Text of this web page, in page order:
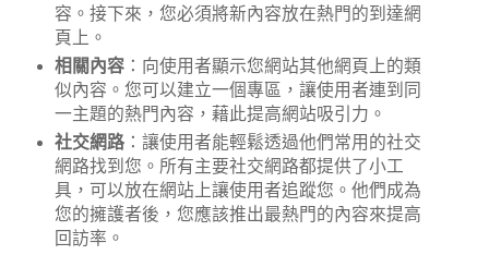
容。接下來，您必須將新內容放在熱門的到達網
頁上。
相關內容：向使用者顯示您網站其他網頁上的類
似內容。您可以建立一個專區，讓使用者連到同
一主題的熱門內容，藉此提高網站吸引力。
社交網路：讓使用者能輕鬆透過他們常用的社交
網路找到您。所有主要社交網路都提供了小工
具，可以放在網站上讓使用者追蹤您。他們成為
您的擁護者後，您應該推出最熱門的內容來提高
回訪率。